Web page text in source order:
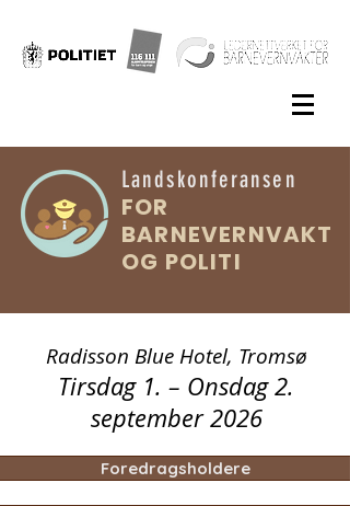
Landskonferansen
FOR
BARNEVERNVAKT
OG POLITI
Radisson Blue Hotel, Tromsø
Tirsdag 1. – Onsdag 2.
september 2026
Foredragsholdere